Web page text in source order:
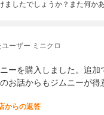
ましたでしょうか？また何か
ーザー ミニクロ
ーを購入しました。追
お話からもジムニーが
からの返答